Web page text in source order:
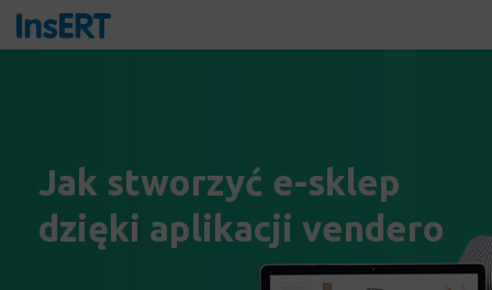
Jak stworzyć e-sklep
dzięki aplikacji vendero